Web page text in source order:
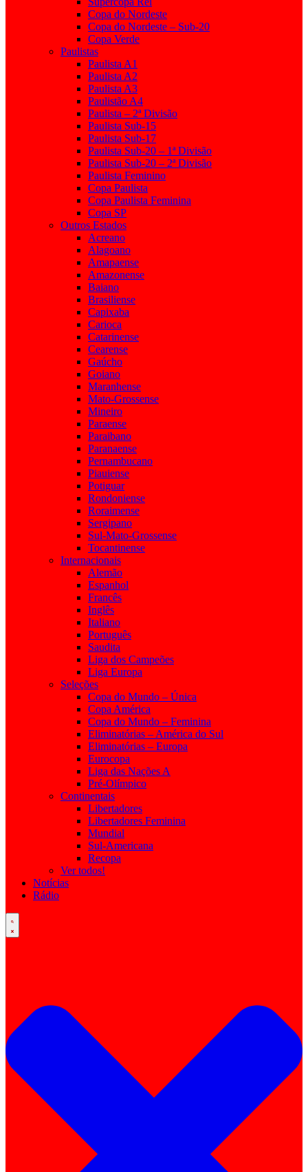
Copa do Nordeste
Copa do Nordeste – Sub-20
Copa Verde
Paulistas
Paulista A1
Paulista A2
Paulista A3
Paulistão A4
Paulista – 2ª Divisão
Paulista Sub-15
Paulista Sub-17
Paulista Sub-20 – 1ª Divisão
Paulista Sub-20 – 2ª Divisão
Paulista Feminino
Copa Paulista
Copa Paulista Feminina
Copa SP
Outros Estados
Acreano
Alagoano
Amapaense
Amazonense
Baiano
Brasiliense
Capixaba
Carioca
Catarinense
Cearense
Gaúcho
Goiano
Maranhense
Mato-Grossense
Mineiro
Paraense
Paraibano
Paranaense
Pernambucano
Piauiense
Potiguar
Rondoniense
Roraimense
Sergipano
Sul-Mato-Grossense
Tocantinense
Internacionais
Alemão
Espanhol
Francês
Inglês
Italiano
Português
Saudita
Liga dos Campeões
Liga Europa
Seleções
Copa do Mundo – Única
Copa América
Copa do Mundo – Feminina
Eliminatórias – América do Sul
Eliminatórias – Europa
Eurocopa
Liga das Nações A
Pré-Olímpico
Continentais
Libertadores
Libertadores Feminina
Mundial
Sul-Americana
Recopa
Ver todos!
Notícias
Rádio